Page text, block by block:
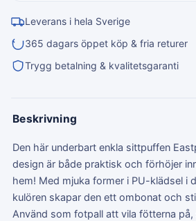
Leverans i hela Sverige
365 dagars öppet köp & fria returer
Trygg betalning & kvalitetsgaranti
Beskrivning
Den här underbart enkla sittpuffen
design är både praktisk och förhöjer
hem! Med mjuka former i PU-klädsel i
kulören skapar den ett ombonat och
Använd som fotpall att vila fötterna